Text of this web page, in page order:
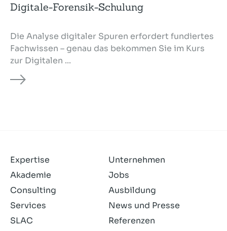
Digitale-Forensik-Schulung
Die Analyse digitaler Spuren erfordert fundiertes
Fachwissen – genau das bekommen Sie im Kurs
zur Digitalen ...
Expertise
Akademie
Consulting
Services
SLAC
Unternehmen
Jobs
Ausbildung
News und Presse
Referenzen